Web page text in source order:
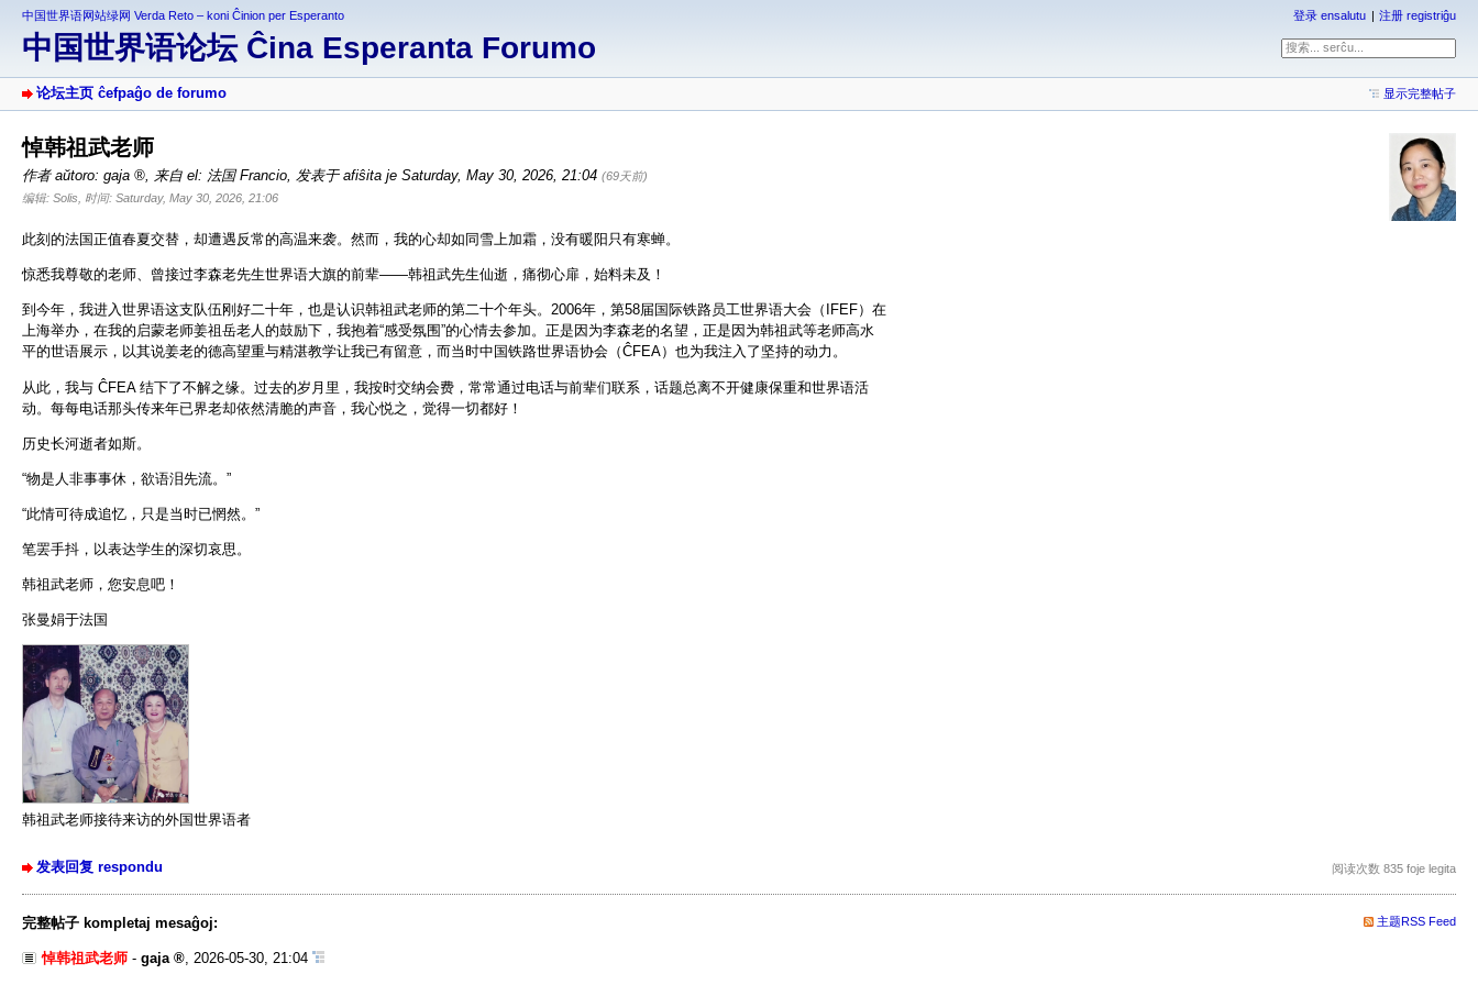
中国世界语网站绿网 Verda Reto – koni Ĉinion per Esperanto
中国世界语论坛 Ĉina Esperanta Forumo
登录 ensalutu 注册 registriĝu
论坛主页 ĉefpaĝo de forumo 显示完整帖子
悼韩祖武老师
作者 aŭtoro: gaja , 来自 el: 法国 Francio, 发表于 afiŝita je Saturday, May 30, 2026, 21:04 (69天前)
编辑: Solis, 时间: Saturday, May 30, 2026, 21:06
此刻的法国正值春夏交替，却遭遇反常的高温来袭。然而，我的心却如同雪上加霜，没有暖阳只有寒蝉。
惊悉我尊敬的老师、曾接过李森老先生世界语大旗的前辈——韩祖武先生仙逝，痛彻心扉，始料未及！
到今年，我进入世界语这支队伍刚好二十年，也是认识韩祖武老师的第二十个年头。2006年，第58届国际铁路员工世界语大会（IFEF）在
上海举办，在我的启蒙老师姜祖岳老人的鼓励下，我抱着“感受氛围”的心情去参加。正是因为李森老的名望，正是因为韩祖武等老师高水
平的世语展示，以其说姜老的德高望重与精湛教学让我已有留意，而当时中国铁路世界语协会（ĈFEA）也为我注入了坚持的动力。
从此，我与 ĈFEA 结下了不解之缘。过去的岁月里，我按时交纳会费，常常通过电话与前辈们联系，话题总离不开健康保重和世界语活
动。每每电话那头传来年已界老却依然清脆的声音，我心悦之，觉得一切都好！
历史长河逝者如斯。
“物是人非事事休，欲语泪先流。”
“此情可待成追忆，只是当时已惘然。”
笔罢手抖，以表达学生的深切哀思。
韩祖武老师，您安息吧！
张曼娟于法国
韩祖武老师接待来访的外国世界语者
发表回复 respondu 阅读次数 835 foje legita
完整帖子 kompletaj mesaĝoj: 主题RSS Feed
悼韩祖武老师 - gaja , 2026-05-30, 21:04